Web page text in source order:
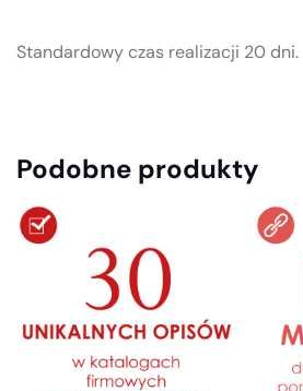
Standardowy czas realizacji 20 dni.
Podobne produkty